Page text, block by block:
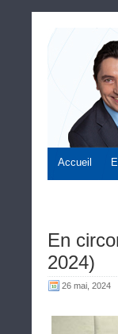
Accueil
En
2024)
26 mai, 2024